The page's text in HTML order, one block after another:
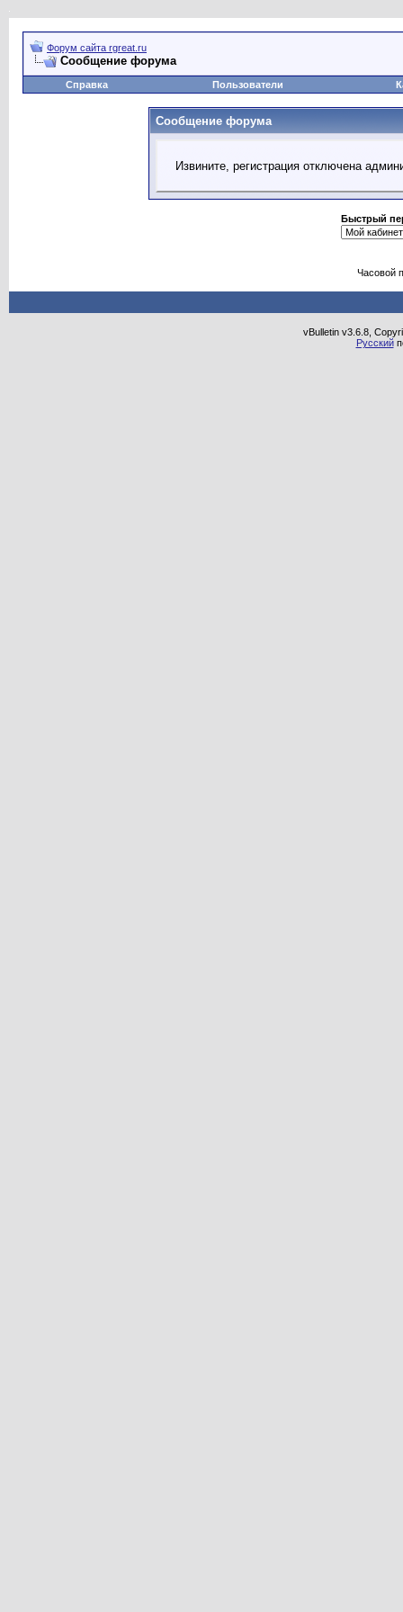
Форум сайта rgreat.ru
Сообщение форума
Справка Пользователи
Сообщение форума
Извините, регистрация отключена
Быстрый
Часовой
vBulletin v3.6.8,
Русский